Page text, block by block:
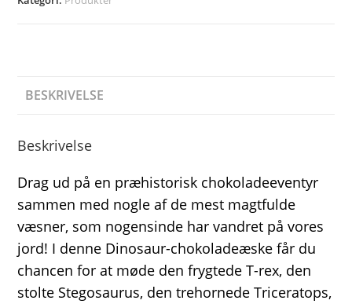
BESKRIVELSE
Beskrivelse
Drag ud på en præhistorisk chokoladeeventyr
sammen med nogle af de mest magtfulde
væsner, som nogensinde har vandret på vores
jord! I denne Dinosaur-chokoladeæske får du
chancen for at møde den frygtede T-rex, den
stolte Stegosaurus, den trehornede Triceratops,